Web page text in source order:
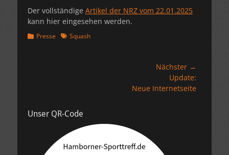
Der vollständige Artikel der NRZ vom 22.01.2025
kann hier eingesehen werden.
Kategorien
Presse Schlagworte
Squash
Nächster →
Beitrag:
Update:
Neue Internetseite
Unser QR-Code